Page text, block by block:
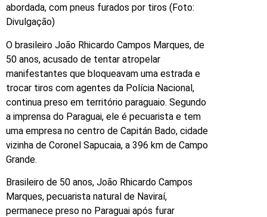
abordada, com pneus furados por tiros (Foto:
Divulgação)
O brasileiro João Rhicardo Campos Marques, de
50 anos, acusado de tentar atropelar
manifestantes que bloqueavam uma estrada e
trocar tiros com agentes da Polícia Nacional,
continua preso em território paraguaio. Segundo
a imprensa do Paraguai, ele é pecuarista e tem
uma empresa no centro de Capitán Bado, cidade
vizinha de Coronel Sapucaia, a 396 km de Campo
Grande.
Brasileiro de 50 anos, João Rhicardo Campos
Marques, pecuarista natural de Naviraí,
permanece preso no Paraguai após furar